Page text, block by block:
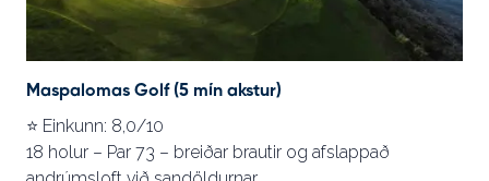
Maspalomas Golf (5 mín akstur)
⭐ Einkunn: 8,0/10
18 holur – Par 73 – breiðar brautir og afslappað